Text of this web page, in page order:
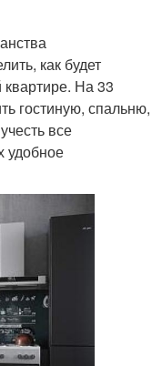
как будет
На 33
гостиную, спальню,
все
удобное